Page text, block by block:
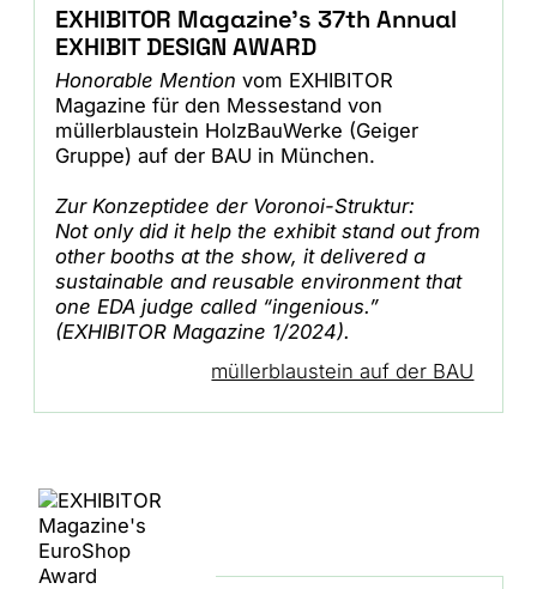
EXHIBITOR Magazine's 37th Annual
EXHIBIT DESIGN AWARD
Honorable Mention vom EXHIBITOR
Magazine für den Messestand von
müllerblaustein HolzBauWerke (Geiger
Gruppe) auf der BAU in München.
Zur Konzeptidee der Voronoi-Struktur:
Not only did it help the exhibit stand out from
other booths at the show, it delivered a
sustainable and reusable environment that
one EDA judge called “ingenious.”
(EXHIBITOR Magazine 1/2024).
müllerblaustein auf der BAU